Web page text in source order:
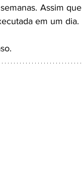
Assim
em um dia.